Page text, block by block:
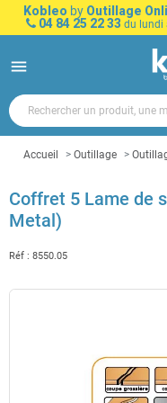
Kobleo by Outillage
04 84 25 22 33 du lundi
menu
Accueil Outillage
Coffret 5 Lame de
Metal)
Réf : 8550.05